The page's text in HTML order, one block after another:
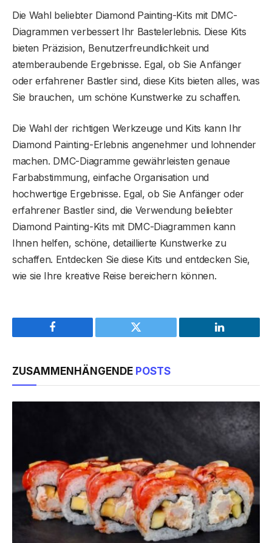
Die Wahl beliebter Diamond Painting-Kits mit DMC-
Diagrammen verbessert Ihr Bastelerlebnis. Diese Kits
bieten Präzision, Benutzerfreundlichkeit und
atemberaubende Ergebnisse. Egal, ob Sie Anfänger
oder erfahrener Bastler sind, diese Kits bieten alles, was
Sie brauchen, um schöne Kunstwerke zu schaffen.
Die Wahl der richtigen Werkzeuge und Kits kann Ihr
Diamond Painting-Erlebnis angenehmer und lohnender
machen. DMC-Diagramme gewährleisten genaue
Farbabstimmung, einfache Organisation und
hochwertige Ergebnisse. Egal, ob Sie Anfänger oder
erfahrener Bastler sind, die Verwendung beliebter
Diamond Painting-Kits mit DMC-Diagrammen kann
Ihnen helfen, schöne, detaillierte Kunstwerke zu
schaffen. Entdecken Sie diese Kits und entdecken Sie,
wie sie Ihre kreative Reise bereichern können.
Facebook Twitter LinkedIn
ZUSAMMENHÄNGENDE POSTS